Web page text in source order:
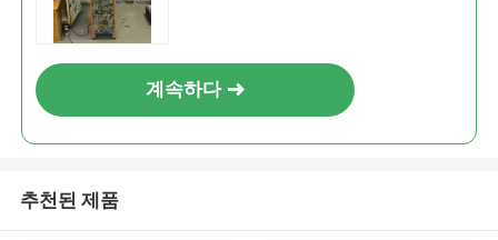
계속하다
추천된 제품